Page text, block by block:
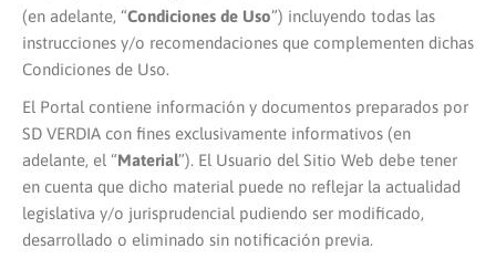
(en adelante, “Condiciones de Uso”) incluyendo todas las
instrucciones y/o recomendaciones que complementen dichas
Condiciones de Uso.
El Portal contiene información y documentos preparados por
SD VERDIA con fines exclusivamente informativos (en
adelante, el “Material”). El Usuario del Sitio Web debe tener
en cuenta que dicho material puede no reflejar la actualidad
legislativa y/o jurisprudencial pudiendo ser modificado,
desarrollado o eliminado sin notificación previa.